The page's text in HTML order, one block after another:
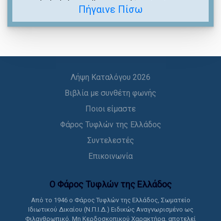
Πήγαινε Πίσω
Λήψη Καταλόγου 2026
Βιβλία με συνθέτη φωνής
Ποιοι είμαστε
Φάρος Τυφλών της Ελλάδος
Συντελεστές
Επικοινωνία
Ο Φάρος Τυφλών της Ελλάδoς
Από το 1946 ο Φάρος Τυφλών της Ελλάδος, Σωματείο
Ιδιωτικού Δικαίου (Ν.Π.Ι.Δ.) Ειδικώς Αναγνωρισμένο ως
Φιλανθρωπικό, Μη Κερδοσκοπικού Χαρακτήρα, αποτελεί